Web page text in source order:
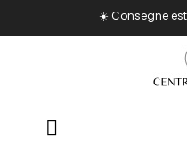
☀️ Consegne